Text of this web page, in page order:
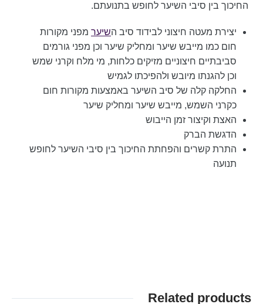
החיכוך בין סיבי השיער לחופש בתנועתם.
יצירת מעטה חיצוני לבידוד סיב השיער מפני מקורות
חום כמו מייבש שיער ומחליק שיער וכן מפני גורמים
סביבתיים חיצוניים מזיקים כלחות, מי מלח וקרני שמש
וכן להגנתו מיובש ולהפיכתו לגמיש
החלקה קלה של סיב השיער באמצעות מקורות חום
כקרני השמש, מייבש שיער ומחליק שיער
האצת וקיצור זמן הייבוש
הדגשת הברק
התרת קשרים והפחתת החיכוך בין סיבי השיער לחופש
תנועה
Related products